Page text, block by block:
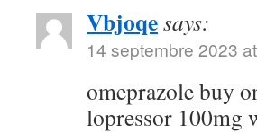
Vbjoqesays:
14 septembre 2023
omeprazole buy
lopressor 100mg